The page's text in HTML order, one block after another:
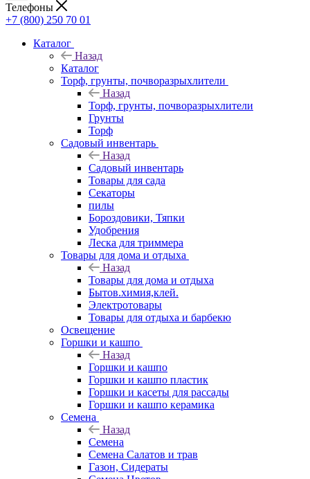
Телефоны
+7 (800) 250 70 01
Каталог
Назад
Каталог
Торф, грунты, почворазрыхлители
Назад
Торф, грунты, почворазрыхлители
Грунты
Торф
Садовый инвентарь
Назад
Садовый инвентарь
Товары для сада
Секаторы
пилы
Бороздовики, Тяпки
Удобрения
Леска для триммера
Товары для дома и отдыха
Назад
Товары для дома и отдыха
Бытов.химия,клей.
Электротовары
Товары для отдыха и барбекю
Освещение
Горшки и кашпо
Назад
Горшки и кашпо
Горшки и кашпо пластик
Горшки и касеты для рассады
Горшки и кашпо керамика
Семена
Назад
Семена
Семена Салатов и трав
Газон, Сидераты